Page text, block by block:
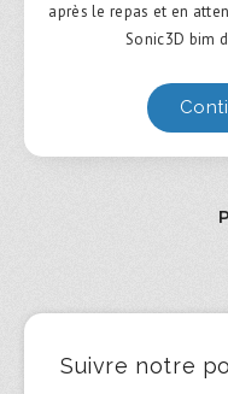
après le repas et en
Sonic3D bim
Suivre notre